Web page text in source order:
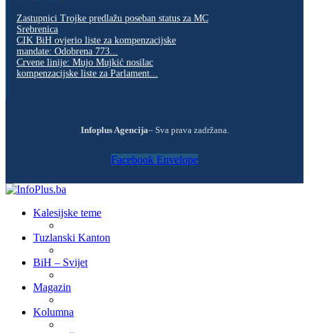
Zastupnici Trojke predlažu poseban status za MC
Srebrenica
CIK BiH ovjerio liste za kompenzacijske
mandate: Odobrena 773...
Crvene linije: Mujo Mujkić nosilac
kompenzacijske liste za Parlament...
Infoplus Agencija– Sva prava zadržana.
Facebook Envelope
Kalesijske teme
Tuzlanski Kanton
BiH – Svijet
Magazin
Kolumna